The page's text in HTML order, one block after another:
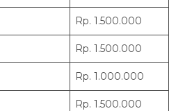
Rp. 1.500.000
Rp. 1.500.000
Rp. 1.000.000
Rp. 1.500.000